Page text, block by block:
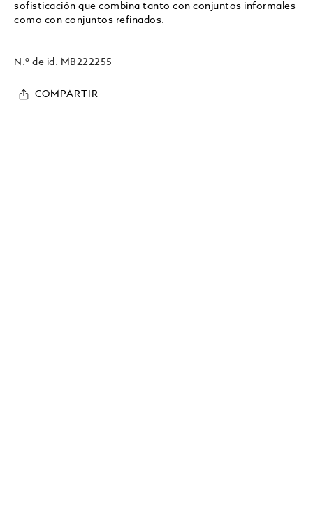
sofisticación que combina tanto con conjuntos informales
como con conjuntos refinados.
N.º de id. MB222255
COMPARTIR